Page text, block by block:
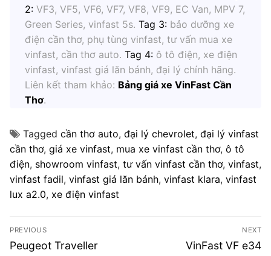
2: VF3, VF5, VF6, VF7, VF8, VF9, EC Van, MPV 7,
Green Series, vinfast 5s. Tag 3: bảo dưỡng xe
điện cần thơ, phụ tùng vinfast, tư vấn mua xe
vinfast, cần thơ auto. Tag 4: ô tô điện, xe điện
vinfast, vinfast giá lăn bánh, đại lý chính hãng.
Liên kết tham khảo: Bảng giá xe VinFast Cần
Thơ.
Tagged cần thơ auto, đại lý chevrolet, đại lý vinfast
cần thơ, giá xe vinfast, mua xe vinfast cần thơ, ô tô
điện, showroom vinfast, tư vấn vinfast cần thơ, vinfast,
vinfast fadil, vinfast giá lăn bánh, vinfast klara, vinfast
lux a2.0, xe điện vinfast
Điều
hướng
PREVIOUS
Previous
Peugeot Traveller
NEXT
Next
VinFast VF e34